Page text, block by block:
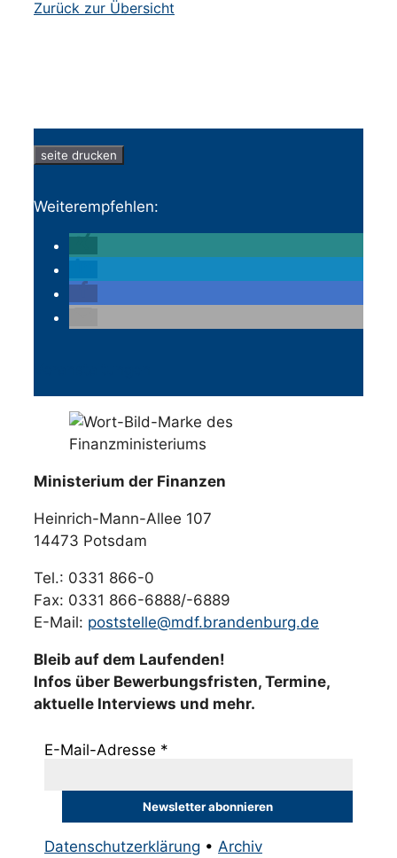
Zurück zur Übersicht
seite drucken
Weiterempfehlen:
Ministerium der Finanzen
Heinrich-Mann-Allee 107
14473 Potsdam
Tel.: 0331 866-0
Fax: 0331 866-6888/-6889
E-Mail: poststelle@mdf.brandenburg.de
Bleib auf dem Laufenden!
Infos über Bewerbungsfristen, Termine,
aktuelle Interviews und mehr.
E-Mail-Adresse *
Datenschutzerklärung • Archiv